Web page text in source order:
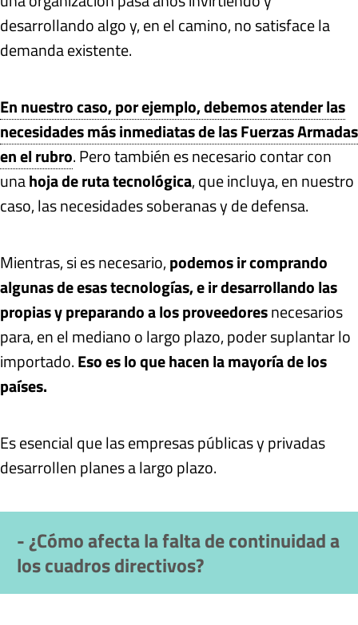
desarrollando algo y, en el camino, no satisface la
demanda existente.
En nuestro caso, por ejemplo, debemos atender las
necesidades más inmediatas de las Fuerzas Armadas
en el rubro. Pero también es necesario contar con
unahoja de ruta tecnológica, que incluya, en nuestro
caso, las necesidades soberanas y de defensa.
Mientras, si es necesario,podemos ir comprando
algunas de esas tecnologías, e ir desarrollando las
propias y preparando a los proveedoresnecesarios
para, en el mediano o largo plazo, poder suplantar lo
importado.Eso es lo que hacen la mayoría de los
países.
Es esencial que las empresas públicas y privadas
desarrollen planes a largo plazo.
- ¿Cómo afecta la falta de continuidad a
los cuadros directivos?